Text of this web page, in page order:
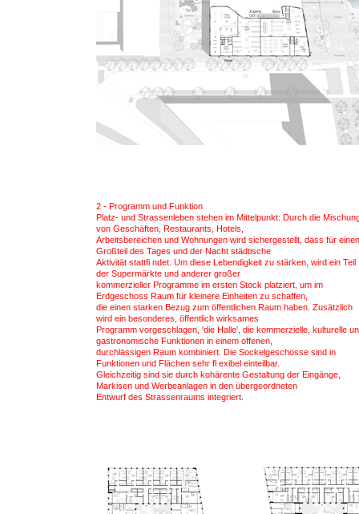
2 - Programm und Funktion
Platz- und Strassenleben stehen im Mittelpunkt: Durch die
von Geschäften, Restaurants, Hotels,
Arbeitsbereichen und Wohnungen wird sichergestellt, dass für einen
Großteil des Tages und der Nacht städtische
Aktivität stattfi ndet. Um diese Lebendigkeit zu stärken, wird ein Teil
der Supermärkte und anderer großer
kommerzieller Programme im ersten Stock platziert, um im
Erdgeschoss Raum für kleinere Einheiten zu schaffen,
die einen starken Bezug zum öffentlichen Raum haben. Zusätzlich
wird ein besonderes, öffentlich wirksames
Programm vorgeschlagen, 'die Halle', die kommerzielle, kulturelle
gastronomische Funktionen in einem offenen,
durchlässigen Raum kombiniert. Die Sockelgeschosse sind in
Funktionen und Flächen sehr fl exibel einteilbar.
Gleichzeitig sind sie durch kohärente Gestaltung der Eingänge,
Markisen und Werbeanlagen in den übergeordneten
Entwurf des Strassenraums integriert.